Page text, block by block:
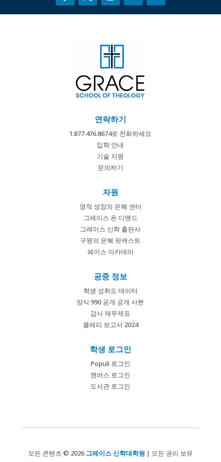
연락하기
1.877.476.8674로 전화하세요
입학 안내
기술 지원
문의하기
자원
영적 성장의 은혜 센터
그레이스 온 디맨드
그레이스 신학 출판사
구원의 은혜 팟캐스트
페이스 아카데미
공중 정보
학생 성취도 데이터
양식 990 공개 공개 사본
감사 재무제표
클레리 보고서 2024
학생 로그인
Populi 로그인
캔버스 로그인
도서관 로그인
모든 콘텐츠 © 2026 그레이스 신학대학원 | 모든 권리 보유